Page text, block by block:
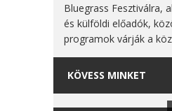
Bluegrass Fesztiválra,
és külföldi előadók,
programok várják a
KÖVESS MINKET